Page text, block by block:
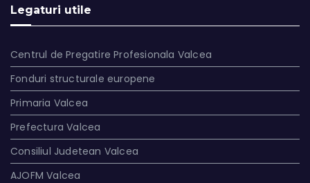
Legaturi utile
Centrul de Pregatire Profesionala Valcea
Fonduri structurale europene
Primaria Valcea
Prefectura Valcea
Consiliul Judetean Valcea
AJOFM Valcea